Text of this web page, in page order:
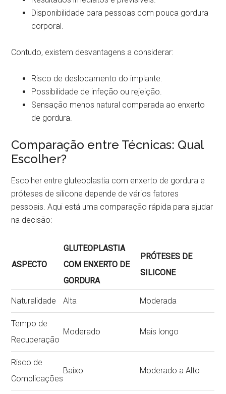
Disponibilidade para pessoas com pouca gordura
corporal.
Contudo, existem desvantagens a considerar:
Risco de deslocamento do implante.
Possibilidade de infeção ou rejeição.
Sensação menos natural comparada ao enxerto
de gordura.
Comparação entre Técnicas: Qual
Escolher?
Escolher entre gluteoplastia com enxerto de gordura e
próteses de silicone depende de vários fatores
pessoais. Aqui está uma comparação rápida para ajudar
na decisão:
ASPECTO
GLUTEOPLASTIA
COM ENXERTO DE
GORDURA
PRÓTESES DE
SILICONE
Naturalidade Alta Moderada
Tempo de
Recuperação
Moderado Mais longo
Risco de
Complicações
Baixo Moderado a Alto